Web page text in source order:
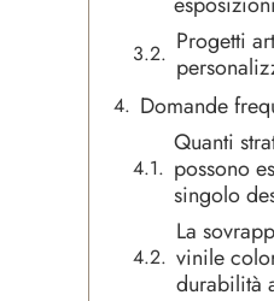
Progetti
Domande
Quanti
possono
singolo
La
vinile
durabilità